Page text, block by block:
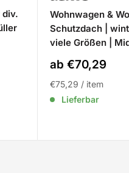
div.
Wohnwagen &
Schutzdach |
viele Größen |
Sale
ab €70,29
€75,29 / item
Lieferbar